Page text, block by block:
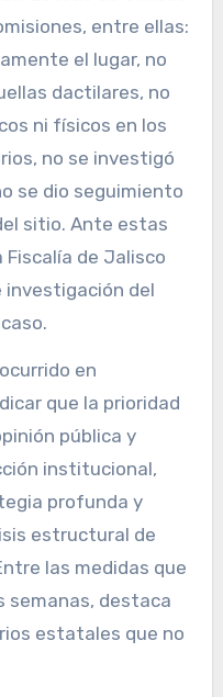
entre ellas:
el lugar, no
dactilares, no
ni físicos en los
no se investigó
se dio seguimiento
sitio. Ante estas
Fiscalía de Jalisco
investigación del
en
que la prioridad
pública y
institucional,
profunda y
estructural de
las medidas que
semanas, destaca
estatales que no